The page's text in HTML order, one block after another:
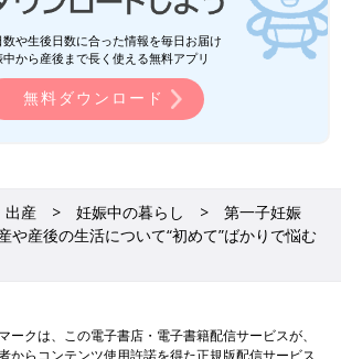
数や生後日数に合った情報を毎日お届け
中から産後まで長く使える無料アプリ
無料ダウンロード
出産 妊娠中の暮らし
第一子妊娠
産後の生活について“初めて”ばかりで悩む
ークは、この電子書店・電子書籍配信サービスが、
からコンテンツ使用許諾を得た正規版配信サービス